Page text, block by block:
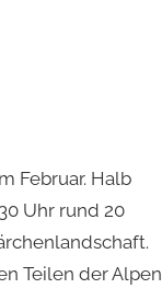
Februar. Halb
Uhr rund 20
Teilen der Alpen